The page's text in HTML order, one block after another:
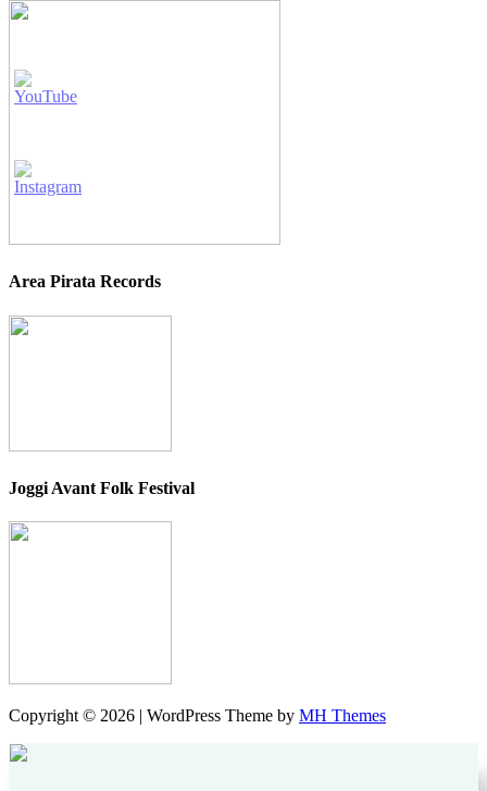
Area Pirata Records
Joggi Avant Folk Festival
Copyright © 2026 | WordPress Theme by MH Themes